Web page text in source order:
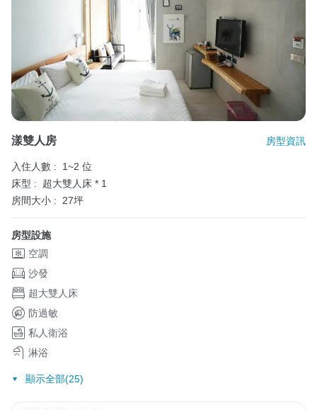
漾雙人房 房型資訊
入住人數 :
1~2 位
床型 :
超大雙人床 * 1
房間大小 : 27坪
房型設施
空調
沙發
超大雙人床
防過敏
私人衛浴
淋浴
顯示全部(25)